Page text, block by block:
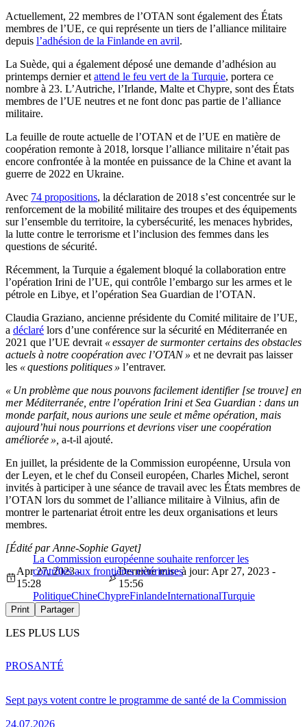
Actuellement, 22 membres de l’OTAN sont également des États
membres de l’UE, ce qui représente un tiers de l’alliance militaire
depuis l’adhésion de la Finlande en avril.
La Suède, qui a également déposé une demande d’adhésion au
printemps dernier et attend le feu vert de la Turquie, portera ce
nombre à 23. L’Autriche, l’Irlande, Malte et Chypre, sont des États
membres de l’UE neutres et ne font donc pas partie de l’alliance
militaire.
La feuille de route actuelle de l’OTAN et de l’UE en matière de
coopération remonte à 2018, lorsque l’alliance militaire n’était pas
encore confrontée à la montée en puissance de la Chine et avant la
guerre de 2022 en Ukraine.
Avec 74 propositions, la déclaration de 2018 s’est concentrée sur le
renforcement de la mobilité militaire des troupes et des équipements
sur l’ensemble du territoire, la cybersécurité, les menaces hybrides,
la lutte contre le terrorisme et l’inclusion des femmes dans les
questions de sécurité.
Récemment, la Turquie a également bloqué la collaboration entre
l’opération Irini de l’UE, qui contrôle l’embargo sur les armes et le
pétrole en Libye, et l’opération Sea Guardian de l’OTAN.
Claudia Graziano, ancienne présidente du Comité militaire de l’UE,
a déclaré lors d’une conférence sur la sécurité en Méditerranée en
2021 que l’UE devrait « essayer de surmonter certains des obstacles
actuels à notre coopération avec l’OTAN » et ne devrait pas laisser
les « questions politiques » l’entraver.
« Un problème que nous pouvons facilement identifier [se trouve] en
mer Méditerranée, entre l’opération Irini et Sea Guardian : dans un
monde parfait, nous aurions une seule et même opération, mais
aujourd’hui nous pourrions et devrions viser une coopération
améliorée », a-t-il ajouté.
En juillet, la présidente de la Commission européenne, Ursula von
der Leyen, et le chef du Conseil européen, Charles Michel, seront
invités à participer à une séance de travail avec les États membres de
l’OTAN lors du sommet de l’alliance militaire à Vilnius, afin de
montrer le partenariat étroit entre les deux organisations et leurs
membres.
La Commission européenne souhaite renforcer les
contrôles aux frontières extérieures
[Édité par Anne-Sophie Gayet]
Apr 27, 2023 -
15:28
Dernière mise à jour: Apr 27, 2023 -
15:56
PolitiqueChineChypreFinlandeInternationalTurquie
Print Partager
LES PLUS LUS
Sept pays votent contre le programme de santé de la Commission
24.07.2026
PROSANTÉ